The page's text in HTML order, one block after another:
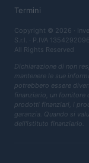
Termini
Copyright © 2026 ·
S.r.l. · P.IVA
All Rights Reserved
Dichiarazione di non
mantenere le sue
potrebbero essere
finanziario, un
prodotti finanziari, i
garanzia. Quando si
dell'istituto finanziario.